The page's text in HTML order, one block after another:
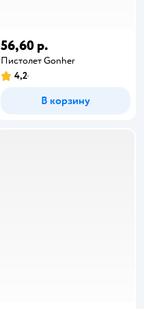
56,60 р.
Пистолет Gonher
4,2
В корзину